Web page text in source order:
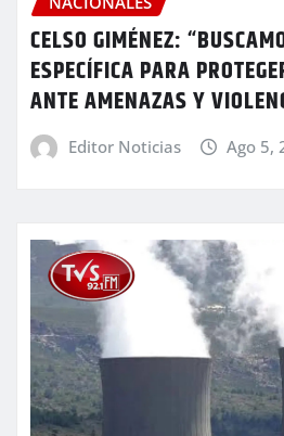
CELSO GIMÉNEZ:
ESPECÍFICA PARA
ANTE AMENAZAS Y
Editor Noticias Ago 5,